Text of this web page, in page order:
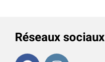
Réseaux sociaux